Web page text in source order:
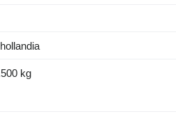
kg